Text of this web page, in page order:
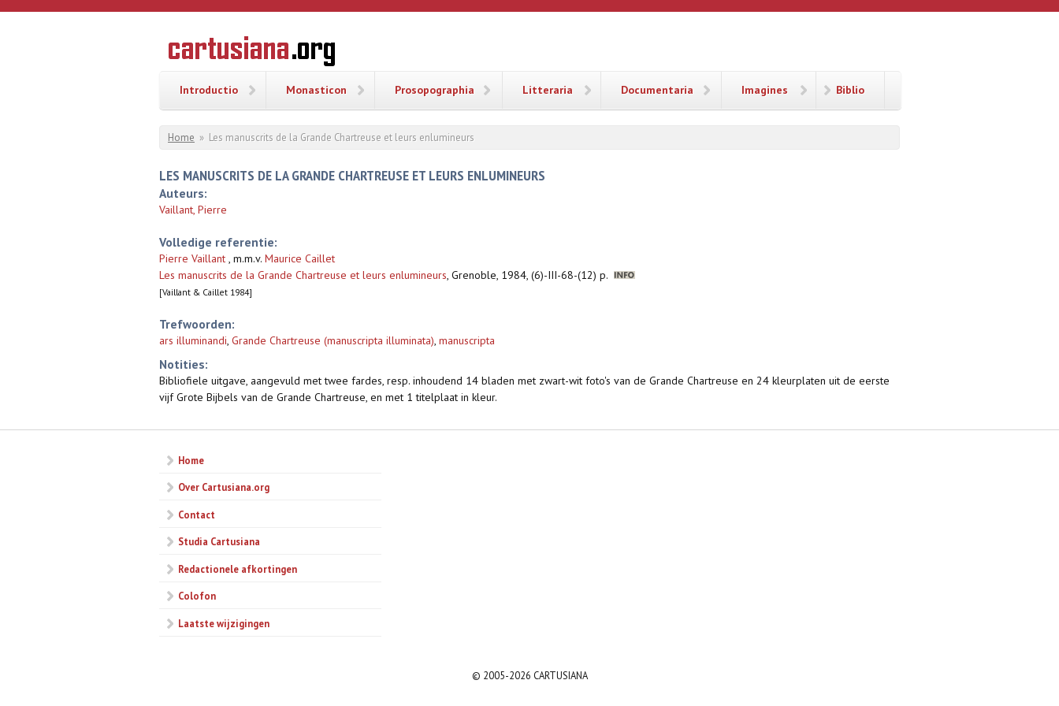
Overslaan en naar de inhoud gaan
CARTUSIANA
Geschiedenis
van de
Introductio Monasticon Prosopographia Litteraria Documentaria Imagines Biblio
U bent hier
Home » Les manuscrits de la Grande Chartreuse et leurs enlumineurs
LES MANUSCRITS DE LA GRANDE CHARTREUSE ET LEURS ENLUMINEURS
Auteurs:
Vaillant, Pierre
Volledige referentie:
Pierre Vaillant , m.m.v. Maurice Caillet
Les manuscrits de la Grande Chartreuse et leurs enlumineurs, Grenoble, 1984, (6)-III-68-(12) p.
[Vaillant & Caillet 1984]
Trefwoorden:
ars illuminandi, Grande Chartreuse (manuscripta illuminata), manuscripta
Notities:
Bibliofiele uitgave, aangevuld met twee fardes, resp. inhoudend 14 bladen met zwart-wit foto's van de Grande Chartreuse en 24 kleurplaten uit de eerste
vijf Grote Bijbels van de Grande Chartreuse, en met 1 titelplaat in kleur.
Home
Over Cartusiana.org
Contact
Studia Cartusiana
Redactionele afkortingen
Colofon
Laatste wijzigingen
© 2005-2026 CARTUSIANA